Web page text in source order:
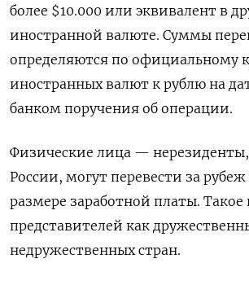
более $10.000 или эквивалент в
иностранной валюте. Суммы
определяются по официальному
иностранных валют к рублю на
банком поручения об операции.
Физические лица —
России, могут перевести за рубеж
размере заработной платы. Такое
представителей как
недружественных стран.